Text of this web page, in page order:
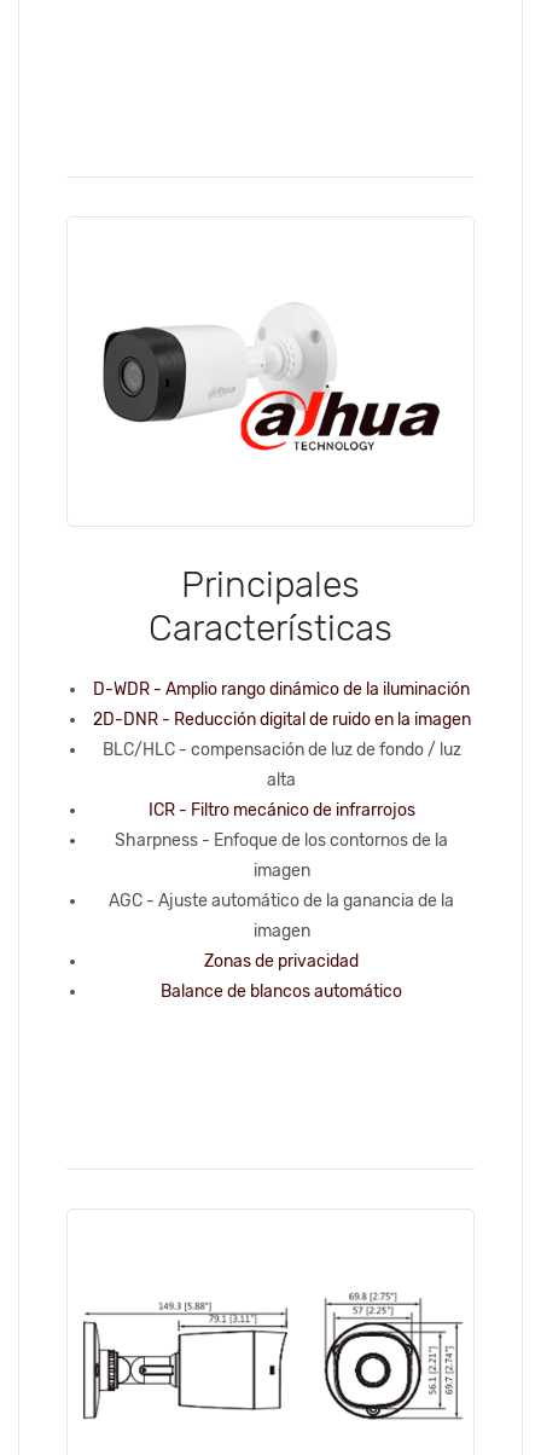
Principales
Características
D-WDR - Amplio rango dinámico de la iluminación
2D-DNR - Reducción digital de ruido en la imagen
BLC/HLC - compensación de luz de fondo / luz
alta
ICR - Filtro mecánico de infrarrojos
Sharpness - Enfoque de los contornos de la
imagen
AGC - Ajuste automático de la ganancia de la
imagen
Zonas de privacidad
Balance de blancos automático